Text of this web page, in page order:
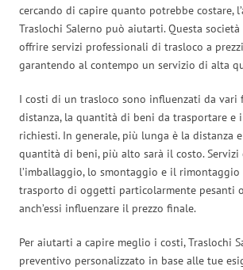
cercando di capire quanto potrebbe costare,
Traslochi Salerno può aiutarti. Questa
offrire servizi professionali di trasloco a
garantendo al contempo un servizio di alta
I costi di un trasloco sono influenzati da vari
distanza, la quantità di beni da trasportare e
richiesti. In generale, più lunga è la distanza
quantità di beni, più alto sarà il costo. Servizi
l’imballaggio, lo smontaggio e il
trasporto di oggetti particolarmente pesanti
anch’essi influenzare il prezzo finale.
Per aiutarti a capire meglio i costi, Traslochi
preventivo personalizzato in base alle tue